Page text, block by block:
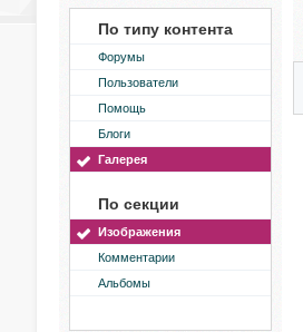
По типу контента
Форумы
Пользователи
Помощь
Блоги
Галерея
По секции
Изображения
Комментарии
Альбомы